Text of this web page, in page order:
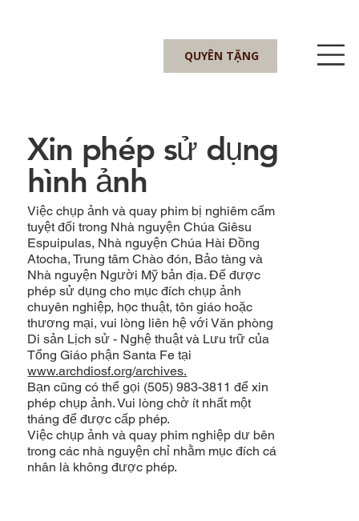
QUYÊN TẶNG
Xin phép sử dụng
hình ảnh
Việc chụp ảnh và quay phim bị nghiêm cấm
tuyệt đối trong Nhà nguyện Chúa Giêsu
Espuipulas, Nhà nguyện Chúa Hài Đồng
Atocha, Trung tâm Chào đón, Bảo tàng và
Nhà nguyện Người Mỹ bản địa. Để được
phép sử dụng cho mục đích chụp ảnh
chuyên nghiệp, học thuật, tôn giáo hoặc
thương mại, vui lòng liên hệ với Văn phòng
Di sản Lịch sử - Nghệ thuật và Lưu trữ của
Tổng Giáo phận Santa Fe tại
www.archdiosf.org/archives.
Bạn cũng có thể gọi (505) 983-3811 để xin
phép chụp ảnh. Vui lòng chờ ít nhất một
tháng để được cấp phép.
Việc chụp ảnh và quay phim nghiệp dư bên
trong các nhà nguyện chỉ nhằm mục đích cá
nhân là không được phép.